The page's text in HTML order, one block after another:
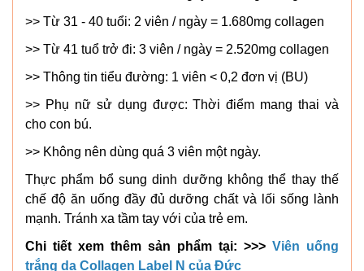
>> Từ 31 - 40 tuổi: 2 viên / ngày = 1.680mg collagen
>> Từ 41 tuổ trở đi: 3 viên / ngày = 2.520mg collagen
>> Thông tin tiểu đường: 1 viên < 0,2 đơn vị (BU)
>> Phụ nữ sử dụng được: Thời điểm mang thai và
cho con bú.
>> Không nên dùng quá 3 viên một ngày.
Thực phẩm bổ sung dinh dưỡng không thể thay thế
chế độ ăn uống đầy đủ dưỡng chất và lối sống lành
mạnh. Tránh xa tầm tay với của trẻ em.
Chi tiết xem thêm sản phẩm tại: >>> Viên uống
trắng da Collagen Label N của Đức